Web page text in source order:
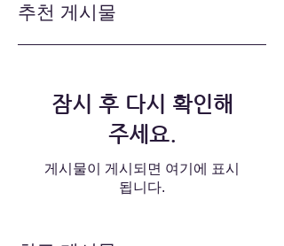
추천 게시물
잠시 후 다시 확인해
주세요.
게시물이 게시되면 여기에 표시
됩니다.